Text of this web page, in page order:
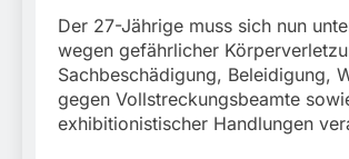
Der 27-Jährige muss sich nun
wegen gefährlicher
Sachbeschädigung, Beleidigung,
gegen Vollstreckungsbeamte
exhibitionistischer Handlungen